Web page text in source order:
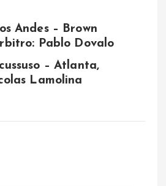
Andes – Brown
Pablo Dovalo
– Atlanta,
Lamolina